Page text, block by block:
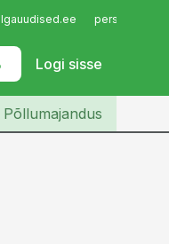
Logi sisse